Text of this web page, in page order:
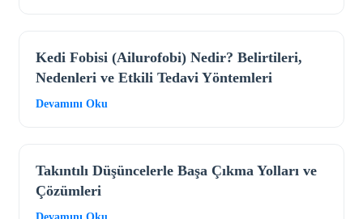
Kedi Fobisi (Ailurofobi) Nedir? Belirtileri,
Nedenleri ve Etkili Tedavi Yöntemleri
Devamını Oku
Takıntılı Düşüncelerle Başa Çıkma Yolları ve
Çözümleri